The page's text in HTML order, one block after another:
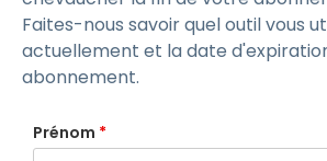
Faites-nous savoir quel outil vous
actuellement et la date
abonnement.
Prénom *